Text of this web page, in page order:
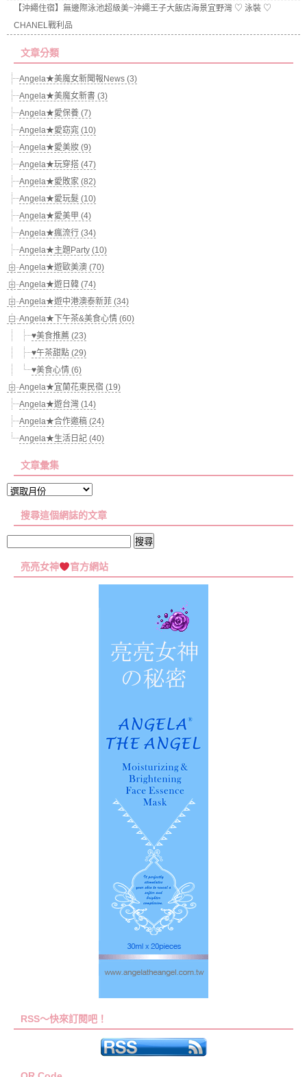
【沖繩住宿】無邊際泳池超級美~沖繩王子大飯店海景宜野灣 ♡ 泳裝 ♡
CHANEL戰利品
文章分類
Angela★美魔女新聞報News (3)
Angela★美魔女新書 (3)
Angela★愛保養 (7)
Angela★愛窈窕 (10)
Angela★愛美妝 (9)
Angela★玩穿搭 (47)
Angela★愛敗家 (82)
Angela★愛玩髮 (10)
Angela★愛美甲 (4)
Angela★瘋流行 (34)
Angela★主題Party (10)
Angela★遊歐美澳 (70)
Angela★遊日韓 (74)
Angela★遊中港澳泰新菲 (34)
Angela★下午茶&美食心情 (60)
♥美食推薦 (23)
♥午茶甜點 (29)
♥美食心情 (6)
Angela★宜蘭花東民宿 (19)
Angela★遊台灣 (14)
Angela★合作邀稿 (24)
Angela★生活日記 (40)
文章彙集
文
彙
搜尋這個網誌的文章
關
亮亮女神 官方網站
RSS～快來訂閱吧！